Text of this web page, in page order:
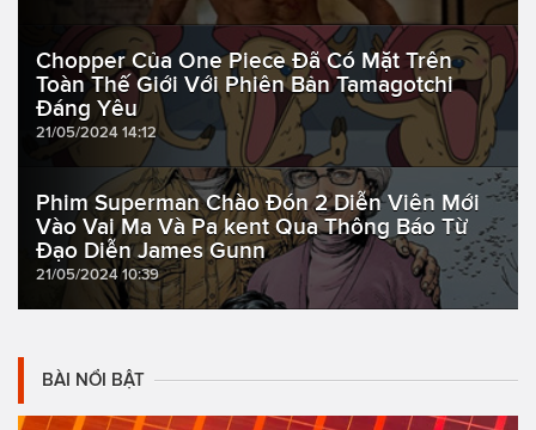
Chopper Của One Piece Đã Có Mặt Trên
Toàn Thế Giới Với Phiên Bản Tamagotchi
Đáng Yêu
21/05/2024 14:12
Phim Superman Chào Đón 2 Diễn Viên Mới
Vào Vai Ma Và Pa kent Qua Thông Báo Từ
Đạo Diễn James Gunn
21/05/2024 10:39
BÀI NỔI BẬT